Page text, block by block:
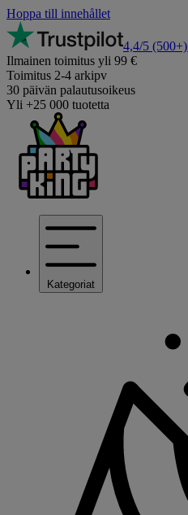
Hoppa till innehållet
4,4/5 (500+)
Ilmainen toimitus yli 99 €
Toimitus 2-4 arkipv
30 päivän palautusoikeus
Yli +25 000 tuotetta
Kategoriat